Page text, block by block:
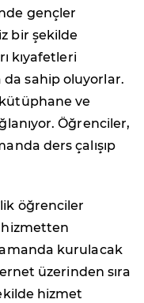
gençler
bir şekilde
kıyafetleri
sahip oluyorlar.
ve
Öğrenciler,
ders çalışıp
öğrenciler
hizmetten
kurulacak
üzerinden sıra
hizmet